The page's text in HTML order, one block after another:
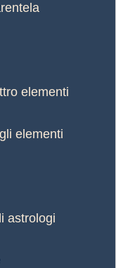
elementi
elementi
astrologi